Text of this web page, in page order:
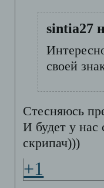
sintia27
своей
Стесняюсь
И будет у нас
скрипач)))
+1